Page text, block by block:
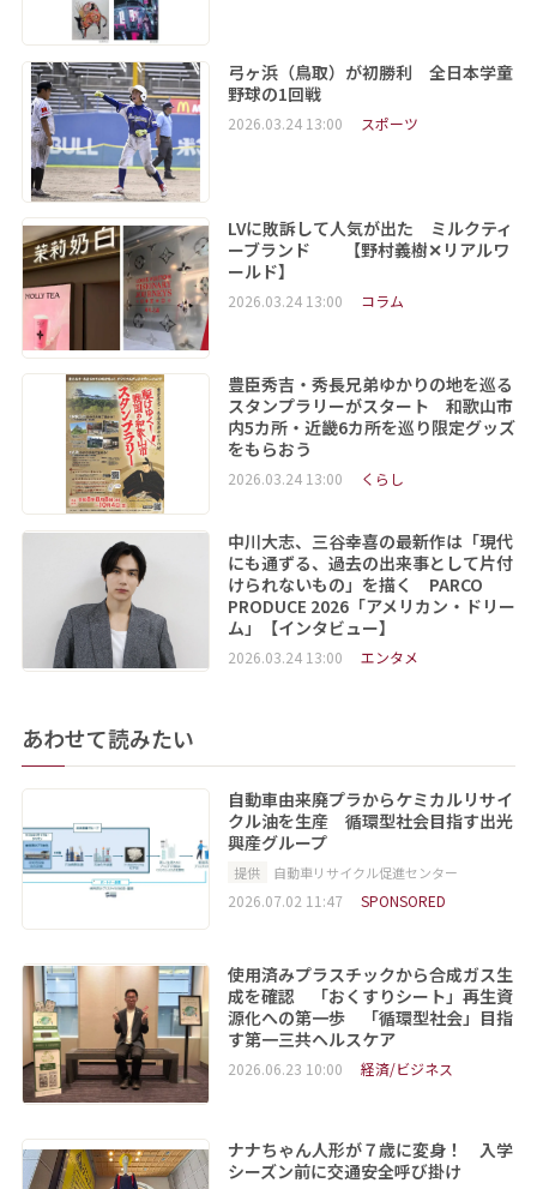
弓ヶ浜（鳥取）が初勝利 全日本学童
野球の1回戦
2026.03.24 13:00 スポーツ
LVに敗訴して人気が出た ミルクティ
ーブランド 【野村義樹✕リアルワ
ールド】
2026.03.24 13:00 コラム
豊臣秀吉・秀長兄弟ゆかりの地を巡る
スタンプラリーがスタート 和歌山市
内5カ所・近畿6カ所を巡り限定グッズ
をもらおう
2026.03.24 13:00 くらし
中川大志、三谷幸喜の最新作は「現代
にも通ずる、過去の出来事として片付
けられないもの」を描く PARCO
PRODUCE 2026「アメリカン・ドリー
ム」【インタビュー】
2026.03.24 13:00 エンタメ
あわせて読みたい
自動車由来廃プラからケミカルリサイ
クル油を生産 循環型社会目指す出光
興産グループ
提供 自動車リサイクル促進センター
2026.07.02 11:47 SPONSORED
使用済みプラスチックから合成ガス生
成を確認 「おくすりシート」再生資
源化への第一歩 「循環型社会」目指
す第一三共ヘルスケア
2026.06.23 10:00 経済/ビジネス
ナナちゃん人形が７歳に変身！ 入学
シーズン前に交通安全呼び掛け